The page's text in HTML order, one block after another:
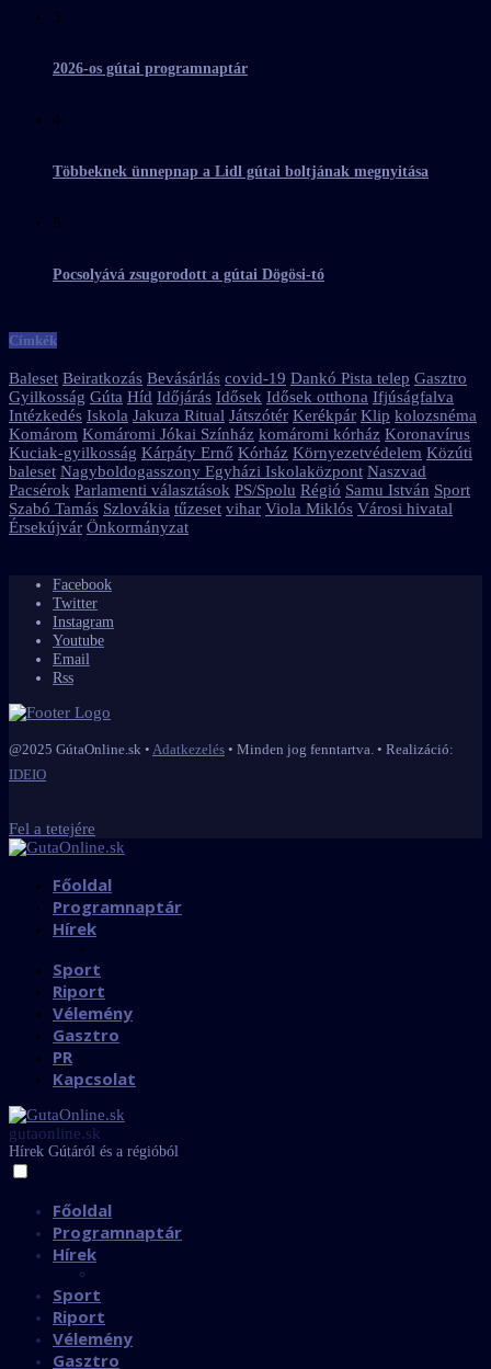
3
2026-os gútai programnaptár
4
Többeknek ünnepnap a Lidl gútai boltjának megnyitása
5
Pocsolyává zsugorodott a gútai Dögösi-tó
Címkék
Baleset Beiratkozás Bevásárlás covid-19 Dankó Pista telep Gasztro
Gyilkosság Gúta Híd Időjárás Idősek Idősek otthona Ifjúságfalva
Intézkedés Iskola Jakuza Ritual Játszótér Kerékpár Klip kolozsnéma
Komárom Komáromi Jókai Színház komáromi kórház Koronavírus
Kuciak-gyilkosság Kárpáty Ernő Kórház Környezetvédelem Közúti
baleset Nagyboldogasszony Egyházi Iskolaközpont Naszvad
Pacsérok Parlamenti választások PS/Spolu Régió Samu István Sport
Szabó Tamás Szlovákia tűzeset vihar Viola Miklós Városi hivatal
Érsekújvár Önkormányzat
Facebook
Twitter
Instagram
Youtube
Email
Rss
@2025 GútaOnline.sk • Adatkezelés • Minden jog fenntartva. • Realizáció:
IDEIO
Fel a tetejére
Főoldal
Programnaptár
Hírek
Sport
Riport
Vélemény
Gasztro
PR
Kapcsolat
gutaonline.sk
Hírek Gútáról és a régióból
Főoldal
Programnaptár
Hírek
Sport
Riport
Vélemény
Gasztro